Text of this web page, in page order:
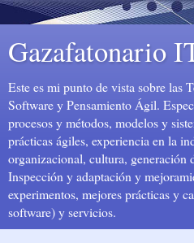
Gazafatonario
Este es mi punto de vista sobre las
Software y Pensamiento Ágil.
procesos y métodos, modelos y
prácticas ágiles, experiencia en la
organizacional, cultura, generación
Inspección y adaptación y
experimentos, mejores prácticas y
software) y servicios.